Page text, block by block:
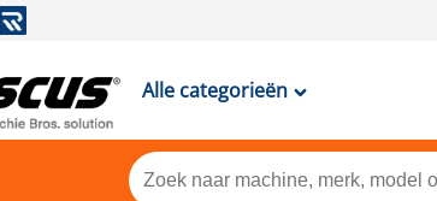
Alle categorieën